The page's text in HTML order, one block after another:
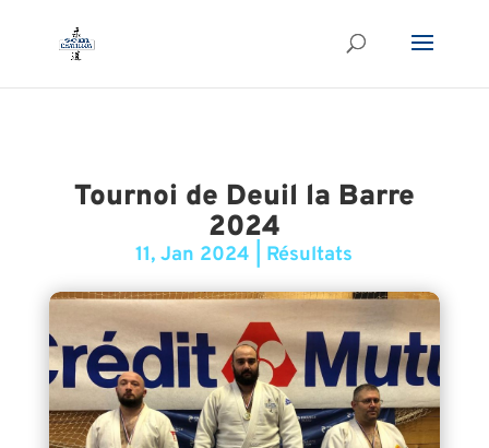
Tournoi de Deuil la Barre
2024
11, Jan 2024 Résultats